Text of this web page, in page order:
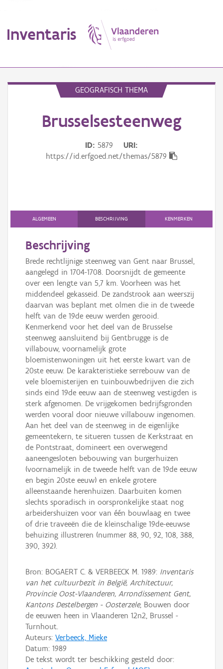
Inventaris
Erfgoedobject
Persoon of collectief
Downloads
Hergebruik
Aanmelden
GEOGRAFISCH THEMA
Brusselsesteenweg
ID 5879
URI
https://id.erfgoed.net/themas/5879
ALGEMEEN BESCHRIJVING KENMERKEN
Beschrijving
Brede rechtlijnige steenweg van Gent naar Brussel,
aangelegd in 1704-1708. Doorsnijdt de gemeente
over een lengte van 5,7 km. Voorheen was het
middendeel gekasseid. De zandstrook aan weerszij
daarvan was beplant met olmen die in de tweede
helft van de 19de eeuw werden gerooid.
Kenmerkend voor het deel van de Brusselse
steenweg aansluitend bij Gentbrugge is de
villabouw, voornamelijk grote
bloemistenwoningen uit het eerste kwart van de
20ste eeuw. De karakteristieke serrebouw van de
vele bloemisterijen en tuinbouwbedrijven die zich
sinds eind 19de eeuw aan de steenweg vestigden is
sterk afgenomen. De vrijgekomen bedrijfsgronden
werden vooral door nieuwe villabouw ingenomen.
Aan het deel van de steenweg in de eigenlijke
gemeentekern, te situeren tussen de Kerkstraat en
de Pontstraat, domineert een overwegend
aaneengesloten bebouwing van burgerhuizen
(voornamelijk in de tweede helft van de 19de eeuw
en begin 20ste eeuw) en enkele grotere
alleenstaande herenhuizen. Daarbuiten komen
slechts sporadisch in oorspronkelijke staat nog
arbeidershuizen voor van één bouwlaag en twee
of drie traveeën die de kleinschalige 19de-eeuwse
behuizing illustreren (nummer 88, 90, 92, 108, 388,
390, 392).
Bron: BOGAERT C. & VERBEECK M. 1989: Inventaris
van het cultuurbezit in België, Architectuur,
Provincie Oost-Vlaanderen, Arrondissement Gent,
Kantons Destelbergen - Oosterzele, Bouwen door
de eeuwen heen in Vlaanderen 12n2, Brussel -
Turnhout.
Auteurs: Verbeeck, Mieke
Datum: 1989
De tekst wordt ter beschikking gesteld door: